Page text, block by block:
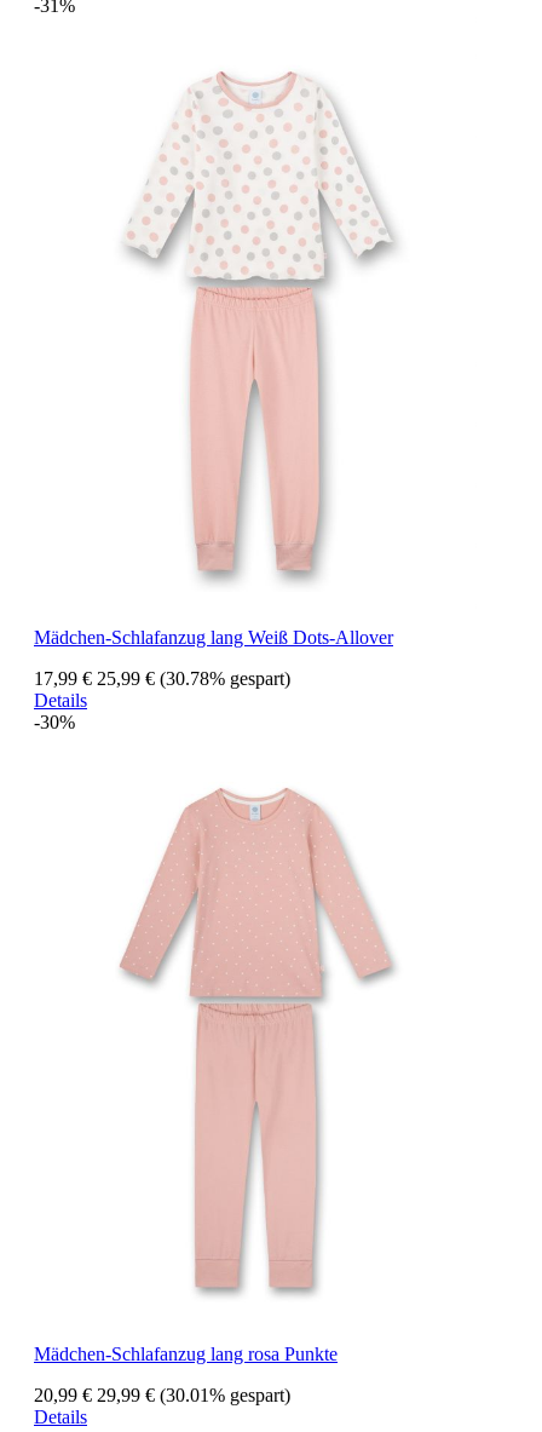
-31%
Mädchen-Schlafanzug lang Weiß Dots-Allover
17,99 € 25,99 € (30.78% gespart)
Details
-30%
Mädchen-Schlafanzug lang rosa Punkte
20,99 € 29,99 € (30.01% gespart)
Details